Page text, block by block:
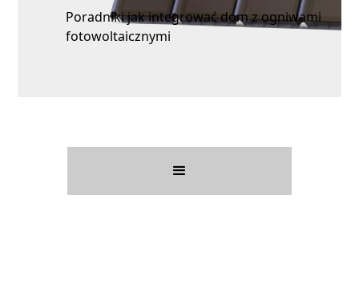
Poradniki jak integrować dom z ogniwami
fotowoltaicznymi